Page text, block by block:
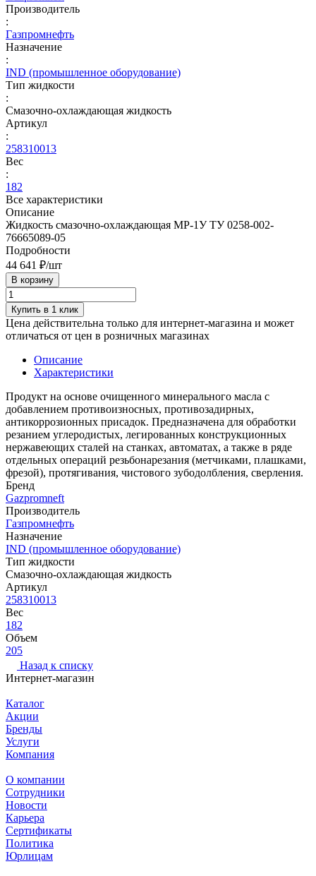
Производитель
:
Газпромнефть
Назначение
:
IND (промышленное оборудование)
Тип жидкости
:
Смазочно-охлаждающая жидкость
Артикул
:
258310013
Вес
:
182
Все характеристики
Описание
Жидкость смазочно-охлаждающая МР-1У ТУ 0258-002-
76665089-05
Подробности
44 641 ₽/шт
В корзину
Купить в 1 клик
Цена действительна только для интернет-магазина и может
отличаться от цен в розничных магазинах
Описание
Характеристики
Продукт на основе очищенного минерального масла с
добавлением противоизносных, противозадирных,
антикоррозионных присадок. Предназначена для обработки
резанием углеродистых, легированных конструкционных
нержавеющих сталей на станках, автоматах, а также в ряде
отдельных операций резьбонарезания (метчиками, плашками,
фрезой), протягивания, чистового зубодолбления, сверления.
Бренд
Gazpromneft
Производитель
Газпромнефть
Назначение
IND (промышленное оборудование)
Тип жидкости
Смазочно-охлаждающая жидкость
Артикул
258310013
Вес
182
Объем
205
Назад к списку
Интернет-магазин
Каталог
Акции
Бренды
Услуги
Компания
О компании
Сотрудники
Новости
Карьера
Сертификаты
Политика
Юрлицам